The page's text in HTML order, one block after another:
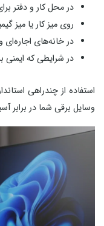
در محل کار و دفتر
روی میز کار یا میز
در خانه‌های
در شرایطی که ایمنی
استفاده از چندراهی
وسایل برقی شما در